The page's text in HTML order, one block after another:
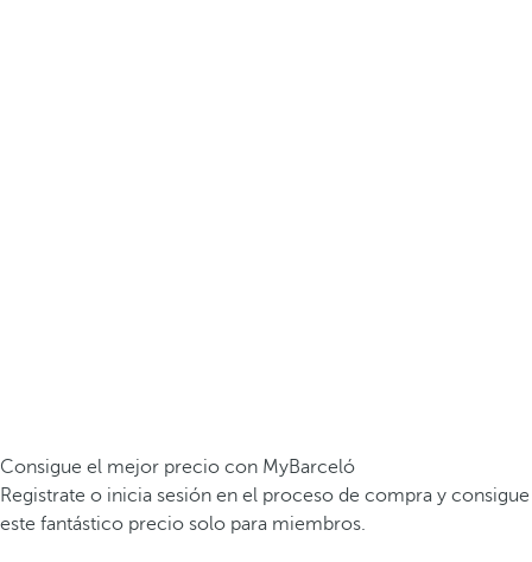
Consigue el mejor precio con MyBarceló
Registrate o inicia sesión en el proceso de compra y consigue
este fantástico precio solo para miembros.